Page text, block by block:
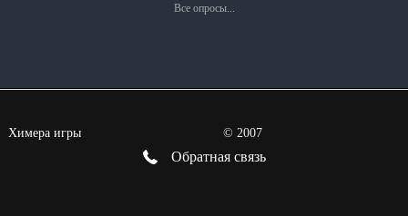
Все опросы...
Химера игры © 2007
Обратная связь